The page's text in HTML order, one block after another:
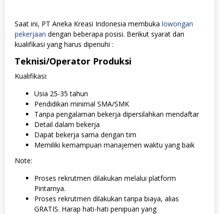
Saat ini, PT Aneka Kreasi Indonesia membuka lowongan
pekerjaan dengan beberapa posisi. Berikut syarat dan
kualifikasi yang harus dipenuhi :
Teknisi/Operator Produksi
Kualifikasi:
Usia 25-35 tahun
Pendidikan minimal SMA/SMK
Tanpa pengalaman bekerja dipersilahkan mendaftar
Detail dalam bekerja
Dapat bekerja sama dengan tim
Memiliki kemampuan manajemen waktu yang baik
Note:
Proses rekrutmen dilakukan melalui platform
Pintarnya.
Proses rekrutmen dilakukan tanpa biaya, alias
GRATIS. Harap hati-hati penipuan yang